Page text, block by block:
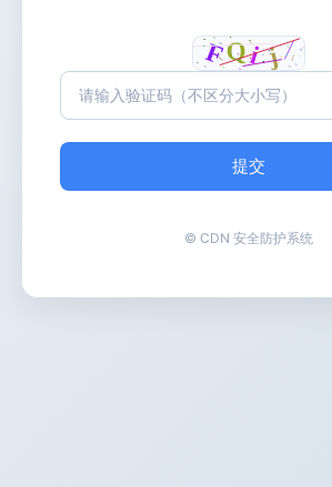
提交
© CDN 安全防护系统